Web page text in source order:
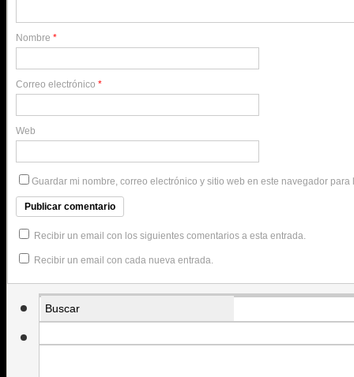
Nombre *
Correo electrónico *
Web
Guardar mi nombre, correo electrónico y sitio web en este navegador
Recibir un email con los siguientes comentarios a esta entrada.
Recibir un email con cada nueva entrada.